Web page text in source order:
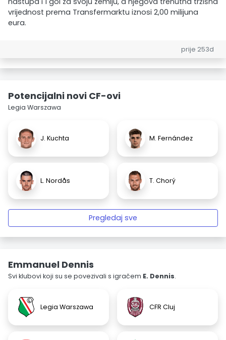
vrijednost prema Transfermarktu iznosi 2,00 milijuna
eura.
prije 253d
Potencijalni novi CF-ovi
Legia Warszawa
J. Kuchta M. Fernández
L. Nordås T. Chorý
Pregledaj sve
Emmanuel Dennis
Svi klubovi koji su se povezivali s igračem E. Dennis.
Legia Warszawa CFR Cluj